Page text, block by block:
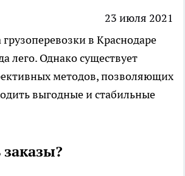
23 июля 2021
грузоперевозки в Краснодаре
лего. Однако существует
методов, позволяющих
выгодные и стабильные
заказы?